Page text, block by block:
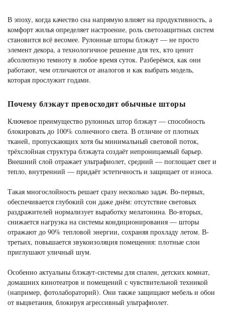
В эпоху, когда качество сна напрямую влияет на продуктивность, а
комфорт жилья определяет настроение, роль светозащитных систем
становится всё весомее. Рулонные шторы блэкаут — не просто
элемент декора, а технологичное решение для тех, кто ценит
абсолютную темноту в любое время суток. Разберёмся, как они
работают, чем отличаются от аналогов и как выбрать модель,
которая прослужит годами.
Почему блэкаут превосходит обычные шторы
Ключевое преимущество рулонных штор блэкаут — способность
блокировать до 100% солнечного света. В отличие от плотных
тканей, пропускающих хотя бы минимальный световой поток,
трёхслойная структура блэкаута создаёт непроницаемый барьер.
Внешний слой отражает ультрафиолет, средний — поглощает свет и
тепло, внутренний — придаёт эстетичность и защищает от износа.
Такая многослойность решает сразу несколько задач. Во-первых,
обеспечивается глубокий сон даже днём: отсутствие световых
раздражителей нормализует выработку мелатонина. Во-вторых,
снижается нагрузка на системы кондиционирования — шторы
отражают до 90% тепловой энергии, сохраняя прохладу летом. В-
третьих, повышается звукоизоляция помещения: плотные слои
приглушают уличный шум.
Особенно актуальны блэкаут-системы для спален, детских комнат,
домашних кинотеатров и помещений с чувствительной техникой
(например, фотолабораторий). Они также защищают мебель и обои
от выцветания, блокируя агрессивный ультрафиолет.